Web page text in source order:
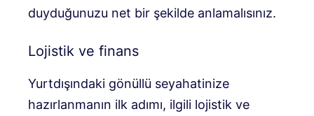
duyduğunuzu net bir şekilde anlamalısınız.
Lojistik ve finans
Yurtdışındaki gönüllü seyahatinize
hazırlanmanın ilk adımı, ilgili lojistik ve